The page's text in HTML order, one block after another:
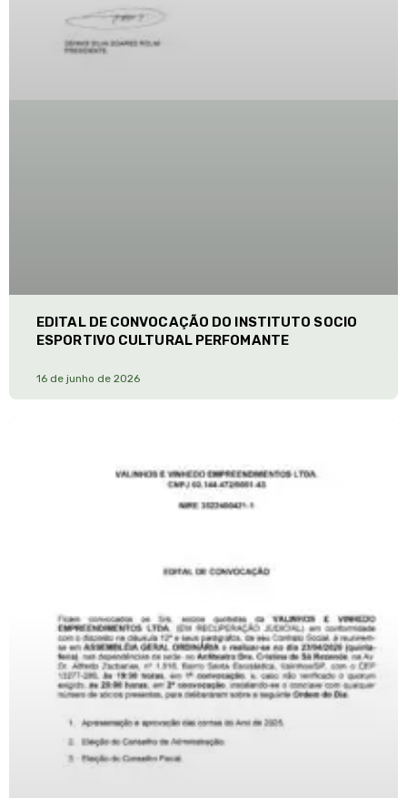
EDITAL DE CONVOCAÇÃO DO INSTITUTO SOCIO
ESPORTIVO CULTURAL PERFOMANTE
16 de junho de 2026